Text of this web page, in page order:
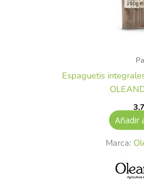
Espaguetis
Añadir
Marca: